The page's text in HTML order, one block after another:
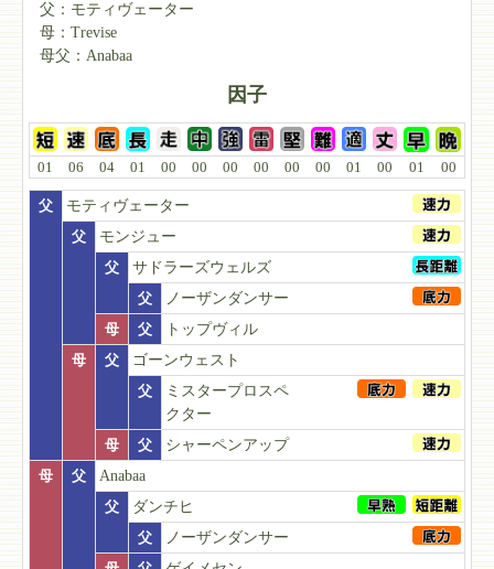
父： モティヴェーター
母： Trevise
母父： Anabaa
因子
01 06 04 01 00 00 00 00 00 00 01 00 01 00
父
モティヴェーター
父
モンジュー
父
サドラーズウェルズ
父
ノーザンダンサー
母
父
トップヴィル
母
父
ゴーンウェスト
父
ミスタープロスペ
クター
母
父
シャーペンアップ
母
父
Anabaa
父
ダンチヒ
父
ノーザンダンサー